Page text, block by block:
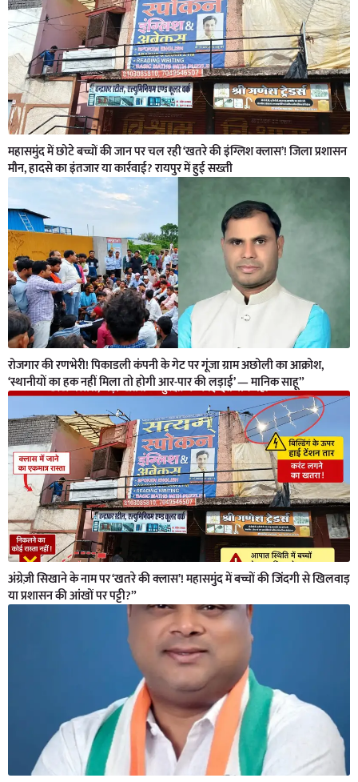
महासमुंद में छोटे बच्चों की जान पर चल रही ‘खतरे की इंग्लिश क्लास’! जिला प्रशासन
मौन, हादसे का इंतजार या कार्रवाई? रायपुर में हुई सख्ती
रोजगार की रणभेरी! पिकाडली कंपनी के गेट पर गूंजा ग्राम अछोली का आक्रोश,
‘स्थानीयों का हक नहीं मिला तो होगी आर-पार की लड़ाई’ — मानिक साहू”
अंग्रेज़ी सिखाने के नाम पर ‘खतरे की क्लास’! महासमुंद में बच्चों की जिंदगी से खिलवाड़
या प्रशासन की आंखों पर पट्टी?”